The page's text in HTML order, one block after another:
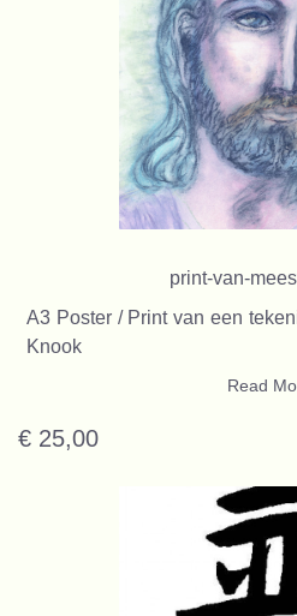
print-van-
A3 Poster / Print van een
Knook
Read
€ 25,00